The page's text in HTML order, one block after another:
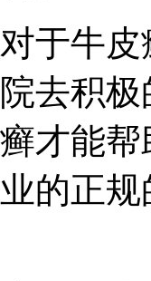
于牛
去积
才能
的正